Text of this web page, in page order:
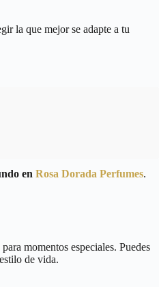
la que mejor se adapte a tu
en Rosa Dorada Perfumes.
momentos especiales. Puedes
de vida.